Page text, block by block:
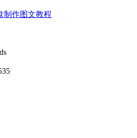
制作图文教程